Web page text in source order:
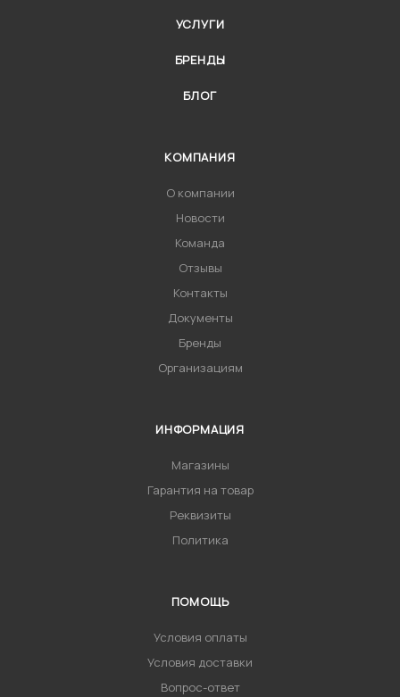
УСЛУГИ
БРЕНДЫ
БЛОГ
КОМПАНИЯ
О компании
Новости
Команда
Отзывы
Контакты
Документы
Бренды
Организациям
ИНФОРМАЦИЯ
Магазины
Гарантия на товар
Реквизиты
Политика
ПОМОЩЬ
Условия оплаты
Условия доставки
Вопрос-ответ